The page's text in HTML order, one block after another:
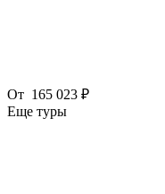
От 165 023 ₽
Еще туры